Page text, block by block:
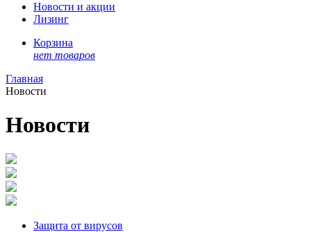
Новости и акции
Лизинг
Корзина
нет товаров
Главная
Новости
Новости
Защита от вирусов